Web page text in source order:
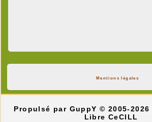
Mentions légales
Propulsé par GuppY© 2005-2026
Libre CeCILL